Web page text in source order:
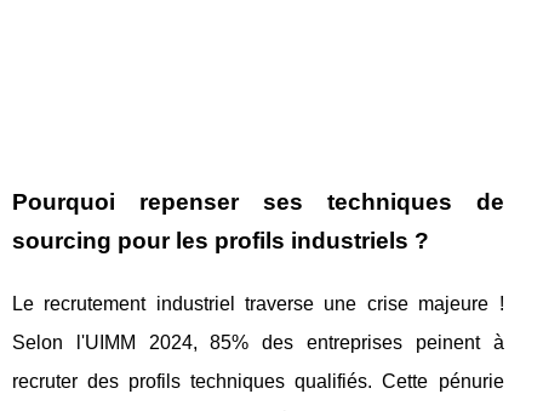
Pourquoi repenser ses techniques de
sourcing pour les profils industriels ?
Le recrutement industriel traverse une crise majeure !
Selon l'UIMM 2024, 85% des entreprises peinent à
recruter des profils techniques qualifiés. Cette pénurie